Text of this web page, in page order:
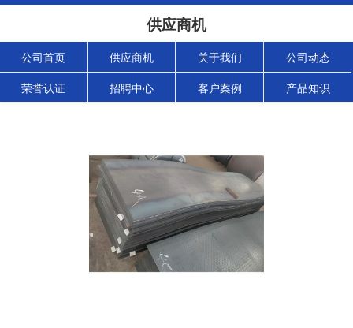
供应商机
公司首页 供应商机 关于我们 公司动态
荣誉认证 招聘中心 客户案例 产品知识